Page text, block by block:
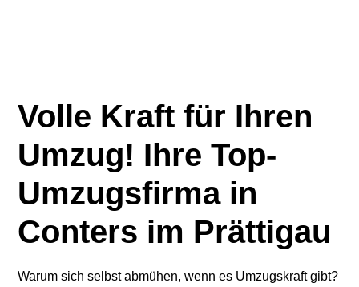
Volle Kraft für Ihren
Umzug! Ihre Top-
Umzugsfirma in
Conters im Prättigau
Warum sich selbst abmühen, wenn es Umzugskraft gibt?